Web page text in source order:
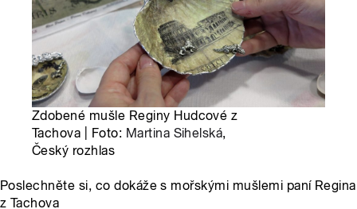
Zdobené mušle Reginy Hudcové z
Tachova | Foto: Martina Sihelská,
Český rozhlas
Poslechněte si, co dokáže s mořskými mušlemi paní Regina
z Tachova